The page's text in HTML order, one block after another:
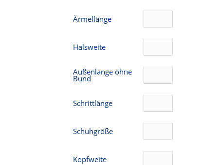
Ärmellänge
Halsweite
Außenlänge ohne
Bund
Schrittlänge
Schuhgröße
Kopfweite